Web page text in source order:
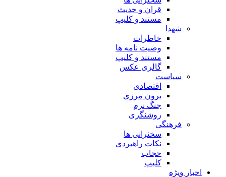
قران و حدیث
مستند و کلیپ
شهدا
خاطرات
وصیت نامه ها
مستند و کلیپ
گالری عکس
سیاست
اقتصادی
برون مرزی
جنگ نرم
روشنگری
فرهنگی
سخنرانی ها
نکات راهبردی
حجاب
کلیپ
اخبار ویژه